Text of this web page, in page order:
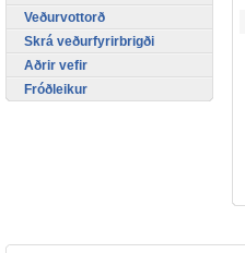
Veðurvottorð
Skrá veðurfyrirbrigði
Aðrir vefir
Fróðleikur